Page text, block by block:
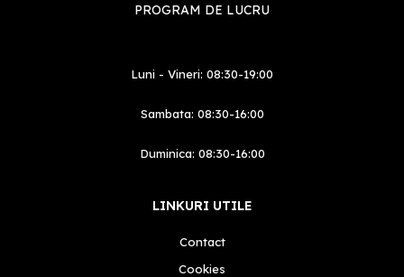
PROGRAM DE LUCRU
Luni - Vineri: 08:30-19:00
Sambata: 08:30-16:00
Duminica: 08:30-16:00
LINKURI UTILE
Contact
Cookies